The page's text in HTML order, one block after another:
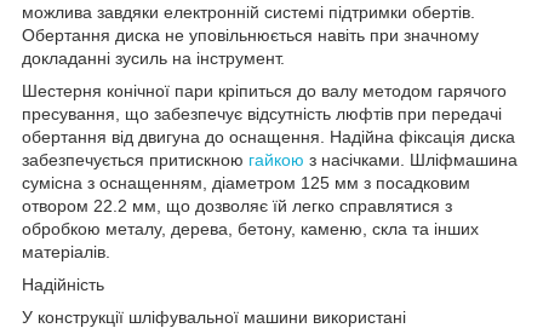
можлива завдяки електронній системі підтримки обертів.
Обертання диска не уповільнюється навіть при значному
докладанні зусиль на інструмент.
Шестерня конічної пари кріпиться до валу методом гарячого
пресування, що забезпечує відсутність люфтів при передачі
обертання від двигуна до оснащення. Надійна фіксація диска
забезпечується притискною гайкою з насічками. Шліфмашина
сумісна з оснащенням, діаметром 125 мм з посадковим
отвором 22.2 мм, що дозволяє їй легко справлятися з
обробкою металу, дерева, бетону, каменю, скла та інших
матеріалів.
Надійність
У конструкції шліфувальної машини використані